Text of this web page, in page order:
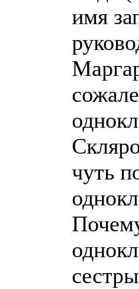
имя
чуть